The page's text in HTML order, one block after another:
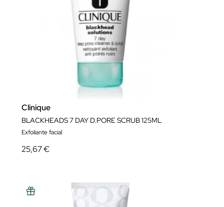
Clinique
BLACKHEADS 7 DAY D.PORE SCRUB 125ML
Exfoliante facial
25,67 €